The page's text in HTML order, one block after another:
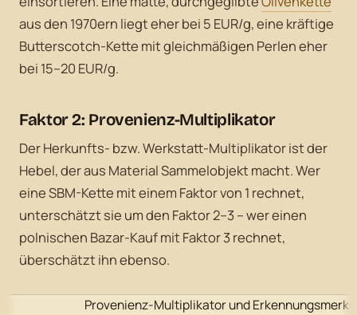
aus den 1970ern liegt eher bei 5 EUR/g, eine kräftige
Butterscotch-Kette mit gleichmäßigen Perlen eher
bei 15–20 EUR/g.
Faktor 2: Provenienz-Multiplikator
Der Herkunfts- bzw. Werkstatt-Multiplikator ist der
Hebel, der aus Material Sammelobjekt macht. Wer
eine SBM-Kette mit einem Faktor von 1 rechnet,
unterschätzt sie um den Faktor 2–3 – wer einen
polnischen Bazar-Kauf mit Faktor 3 rechnet,
überschätzt ihn ebenso.
Provenienz-Multiplikator und